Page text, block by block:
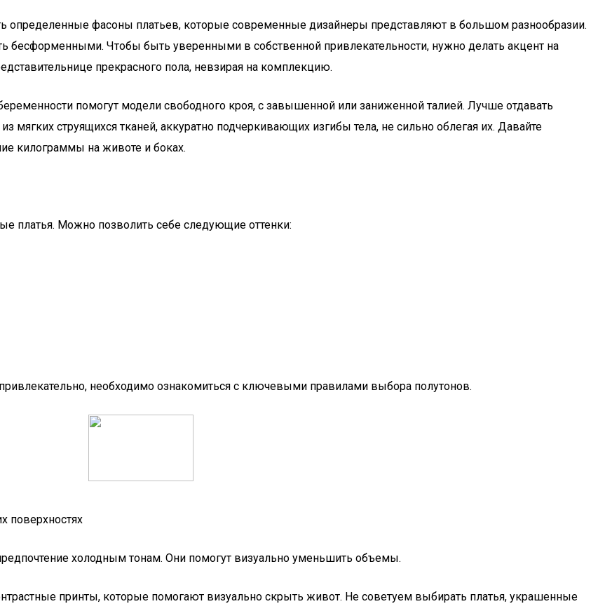
определенные фасоны платьев, которые современные дизайнеры представляют в большом разнообразии.
Чтобы быть уверенными в собственной привлекательности, нужно делать акцент на
прекрасного пола, невзирая на комплекцию.
помогут модели свободного кроя, с завышенной или заниженной талией. Лучше отдавать
струящихся тканей, аккуратно подчеркивающих изгибы тела, не сильно облегая их. Давайте
килограммы на животе и боках.
платья. Можно позволить себе следующие оттенки:
необходимо ознакомиться с ключевыми правилами выбора полутонов.
поверхностях
холодным тонам. Они помогут визуально уменьшить объемы.
принты, которые помогают визуально скрыть живот. Не советуем выбирать платья, украшенные